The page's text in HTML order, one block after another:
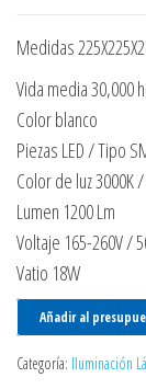
Medidas
Vida media 30,000
Color blanco
Piezas LED / Tipo
Color de luz 3000K
Lumen 1200 Lm
Voltaje 165-260V /
Vatio 18W
Añadir al
Categoría: Iluminación